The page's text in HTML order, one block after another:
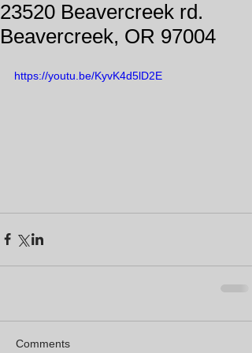
23520 Beavercreek rd.
Beavercreek, OR 97004
https://youtu.be/KyvK4d5lD2E
Comments